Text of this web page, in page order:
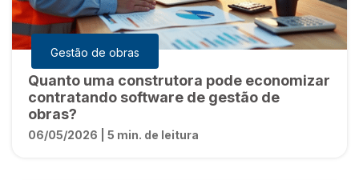
Gestão de obras
Quanto uma construtora pode economizar
contratando software de gestão de
obras?
06/05/2026 | 5 min. de leitura